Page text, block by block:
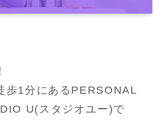
歩1分にあるPERSONAL
U(スタジオユー)で